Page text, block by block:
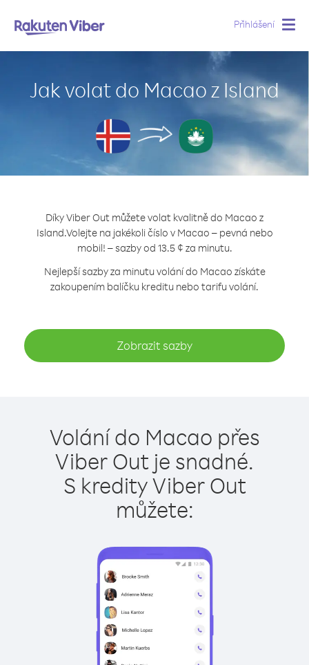
Přihlášení
Jak volat do Macao z Island
Díky Viber Out můžete volat kvalitně do Macao z
Island.Volejte na jakékoli číslo v Macao – pevná nebo
mobil! – sazby od 13.5 ¢ za minutu.
Nejlepší sazby za minutu volání do Macao získáte
zakoupením balíčku kreditu nebo tarifu volání.
Zobrazit sazby
Volání do Macao přes
Viber Out je snadné.
S kredity Viber Out
můžete: